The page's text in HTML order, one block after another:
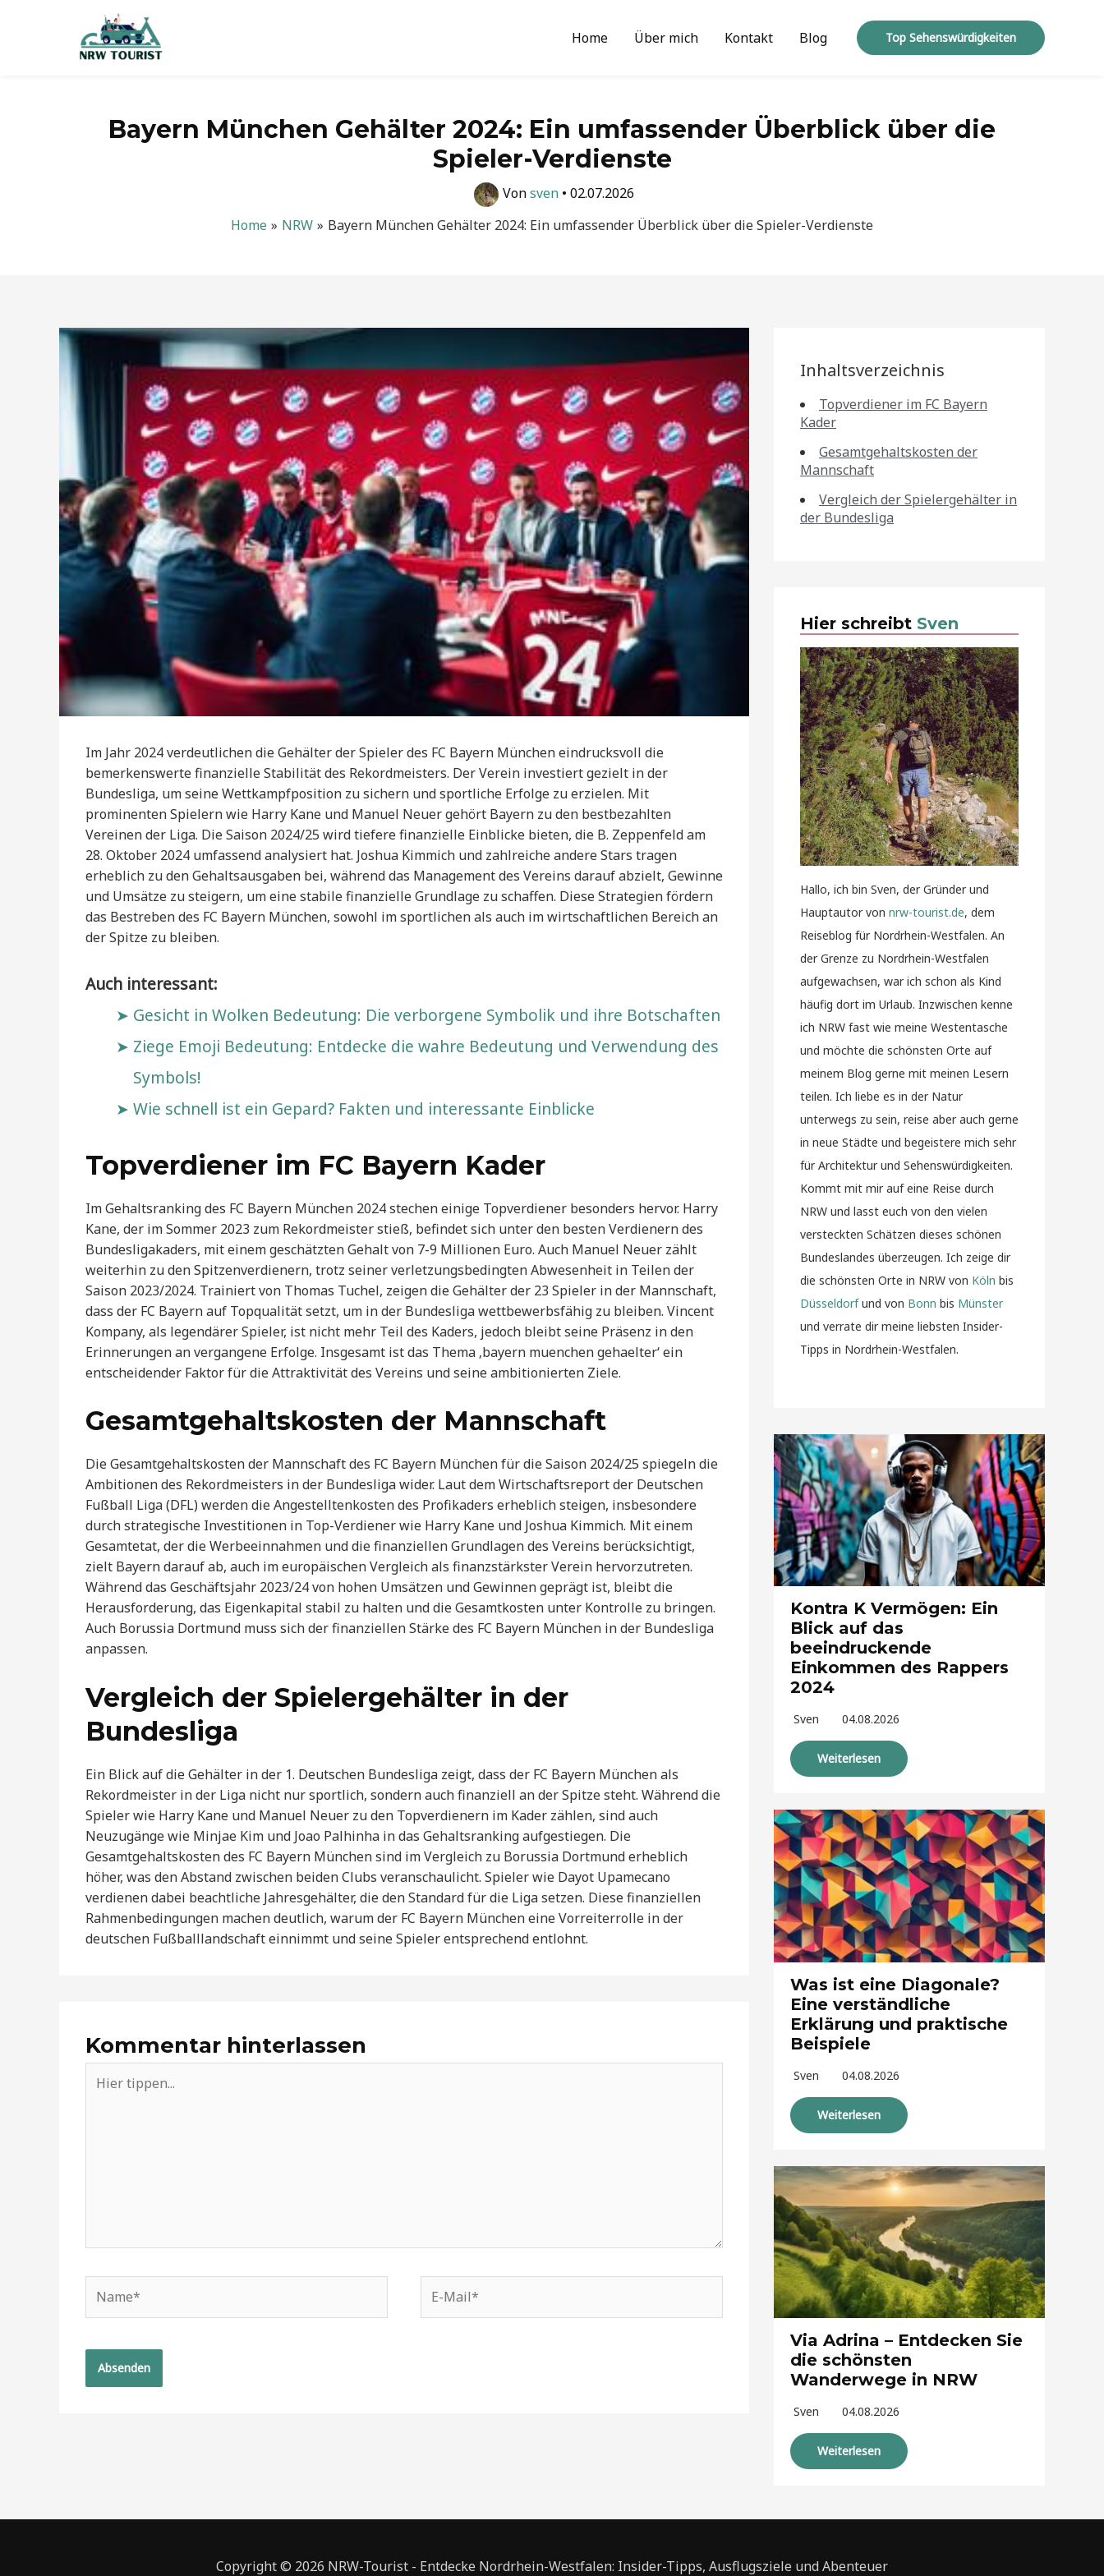
Home Über mich Kontakt Blog Top Sehenswürdigkeiten
Bayern München Gehälter 2024: Ein umfassender Überblick über die
Spieler-Verdienste
Vonsven • 02.07.2026
Home
NRW Bayern München Gehälter 2024: Ein umfassender Überblick über die Spieler-Verdienste
Im Jahr 2024 verdeutlichen die Gehälter der Spieler des FC Bayern München eindrucksvoll die
bemerkenswerte finanzielle Stabilität des Rekordmeisters. Der Verein investiert gezielt in der
Bundesliga, um seine Wettkampfposition zu sichern und sportliche Erfolge zu erzielen. Mit
prominenten Spielern wie Harry Kane und Manuel Neuer gehört Bayern zu den bestbezahlten
Vereinen der Liga. Die Saison 2024/25 wird tiefere finanzielle Einblicke bieten, die B. Zeppenfeld am
28. Oktober 2024 umfassend analysiert hat. Joshua Kimmich und zahlreiche andere Stars tragen
erheblich zu den Gehaltsausgaben bei, während das Management des Vereins darauf abzielt, Gewinne
und Umsätze zu steigern, um eine stabile finanzielle Grundlage zu schaffen. Diese Strategien fördern
das Bestreben des FC Bayern München, sowohl im sportlichen als auch im wirtschaftlichen Bereich an
der Spitze zu bleiben.
Auch interessant:
Gesicht in Wolken Bedeutung: Die verborgene Symbolik und ihre Botschaften
Ziege Emoji Bedeutung: Entdecke die wahre Bedeutung und Verwendung des
Symbols!
Wie schnell ist ein Gepard? Fakten und interessante Einblicke
Topverdiener im FC Bayern Kader
Im Gehaltsranking des FC Bayern München 2024 stechen einige Topverdiener besonders hervor. Harry
Kane, der im Sommer 2023 zum Rekordmeister stieß, befindet sich unter den besten Verdienern des
Bundesligakaders, mit einem geschätzten Gehalt von 7-9 Millionen Euro. Auch Manuel Neuer zählt
weiterhin zu den Spitzenverdienern, trotz seiner verletzungsbedingten Abwesenheit in Teilen der
Saison 2023/2024. Trainiert von Thomas Tuchel, zeigen die Gehälter der 23 Spieler in der Mannschaft,
dass der FC Bayern auf Topqualität setzt, um in der Bundesliga wettbewerbsfähig zu bleiben. Vincent
Kompany, als legendärer Spieler, ist nicht mehr Teil des Kaders, jedoch bleibt seine Präsenz in den
Erinnerungen an vergangene Erfolge. Insgesamt ist das Thema ‚bayern muenchen gehaelter‘ ein
entscheidender Faktor für die Attraktivität des Vereins und seine ambitionierten Ziele.
Gesamtgehaltskosten der Mannschaft
Die Gesamtgehaltskosten der Mannschaft des FC Bayern München für die Saison 2024/25 spiegeln die
Ambitionen des Rekordmeisters in der Bundesliga wider. Laut dem Wirtschaftsreport der Deutschen
Fußball Liga (DFL) werden die Angestelltenkosten des Profikaders erheblich steigen, insbesondere
durch strategische Investitionen in Top-Verdiener wie Harry Kane und Joshua Kimmich. Mit einem
Gesamtetat, der die Werbeeinnahmen und die finanziellen Grundlagen des Vereins berücksichtigt,
zielt Bayern darauf ab, auch im europäischen Vergleich als finanzstärkster Verein hervorzutreten.
Während das Geschäftsjahr 2023/24 von hohen Umsätzen und Gewinnen geprägt ist, bleibt die
Herausforderung, das Eigenkapital stabil zu halten und die Gesamtkosten unter Kontrolle zu bringen.
Auch Borussia Dortmund muss sich der finanziellen Stärke des FC Bayern München in der Bundesliga
anpassen.
Vergleich der Spielergehälter in der
Bundesliga
Ein Blick auf die Gehälter in der 1. Deutschen Bundesliga zeigt, dass der FC Bayern München als
Rekordmeister in der Liga nicht nur sportlich, sondern auch finanziell an der Spitze steht. Während die
Spieler wie Harry Kane und Manuel Neuer zu den Topverdienern im Kader zählen, sind auch
Neuzugänge wie Minjae Kim und Joao Palhinha in das Gehaltsranking aufgestiegen. Die
Gesamtgehaltskosten des FC Bayern München sind im Vergleich zu Borussia Dortmund erheblich
höher, was den Abstand zwischen beiden Clubs veranschaulicht. Spieler wie Dayot Upamecano
verdienen dabei beachtliche Jahresgehälter, die den Standard für die Liga setzen. Diese finanziellen
Rahmenbedingungen machen deutlich, warum der FC Bayern München eine Vorreiterrolle in der
deutschen Fußballlandschaft einnimmt und seine Spieler entsprechend entlohnt.
Kommentar hinterlassen
tippen...
Mail*
Inhaltsverzeichnis
Topverdiener im FC Bayern
Kader
Gesamtgehaltskosten der
Mannschaft
Vergleich der Spielergehälter in
der Bundesliga
Hier schreibt Sven
Hallo, ich bin Sven, der Gründer und
Hauptautor von nrw-tourist.de, dem
Reiseblog für Nordrhein-Westfalen. An
der Grenze zu Nordrhein-Westfalen
aufgewachsen, war ich schon als Kind
häufig dort im Urlaub. Inzwischen kenne
ich NRW fast wie meine Westentasche
und möchte die schönsten Orte auf
meinem Blog gerne mit meinen Lesern
teilen. Ich liebe es in der Natur
unterwegs zu sein, reise aber auch gerne
in neue Städte und begeistere mich sehr
für Architektur und Sehenswürdigkeiten.
Kommt mit mir auf eine Reise durch
NRW und lasst euch von den vielen
versteckten Schätzen dieses schönen
Bundeslandes überzeugen. Ich zeige dir
die schönsten Orte in NRW von Köln bis
Düsseldorfund von Bonn bis Münster
und verrate dir meine liebsten Insider-
Tipps in Nordrhein-Westfalen.
Kontra K Vermögen: Ein
Blick auf das
beeindruckende
Einkommen des Rappers
2024
Sven 04.08.2026
Weiterlesen
Was ist eine Diagonale?
Eine verständliche
Erklärung und praktische
Beispiele
Sven 04.08.2026
Weiterlesen
Via Adrina – Entdecken Sie
die schönsten
Wanderwege in NRW
Sven 04.08.2026
Weiterlesen
Copyright © 2026 NRW-Tourist - Entdecke Nordrhein-Westfalen: Insider-Tipps, Ausflugsziele und Abenteuer